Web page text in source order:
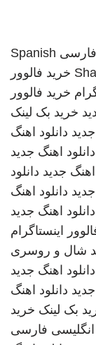
Spanish
خرید فالوور
خرید فالوور
خرید بک لینک
دانلود اهنگ
دانلود اهنگ جدید
اهنگ جدید دانلود
دانلود اهنگ
دانلود اهنگ جدید
اینستاگرام
شال و روسری
دانلود اهنگ جدید
دانلود اهنگ
بک لینک خرید
فارسی